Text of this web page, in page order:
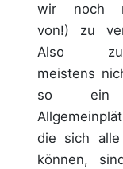
wir noch
von!) zu
Also
meistens
so ein
die sich alle
können,